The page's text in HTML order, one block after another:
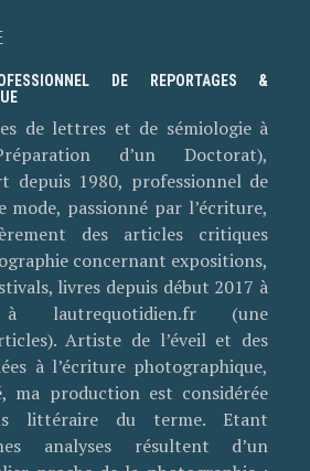
DE REPORTAGES &
de lettres et de sémiologie à
d’un Doctorat),
depuis 1980, professionnel de
mode, passionné par l’écriture,
des articles critiques
concernant expositions,
livres depuis début 2017 à
à lautrequotidien.fr (une
Artiste de l’éveil et des
à l’écriture photographique,
ma production est considérée
littéraire du terme. Etant
analyses résultent d’un